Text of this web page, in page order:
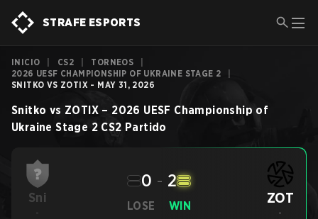
STRAFE ESPORTS
INICIO CS2 TORNEOS
2026 UESF CHAMPIONSHIP OF UKRAINE STAGE 2
SNITKO VS ZOTIX - MAY 31, 2026
Snitko vs ZOTIX – 2026 UESF Championship of
Ukraine Stage 2 CS2 Partido
Sni
-
LOSE
0 - 2
WIN ZOT
-